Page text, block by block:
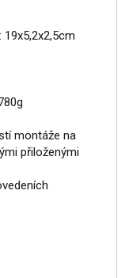
montáže na
přiloženými